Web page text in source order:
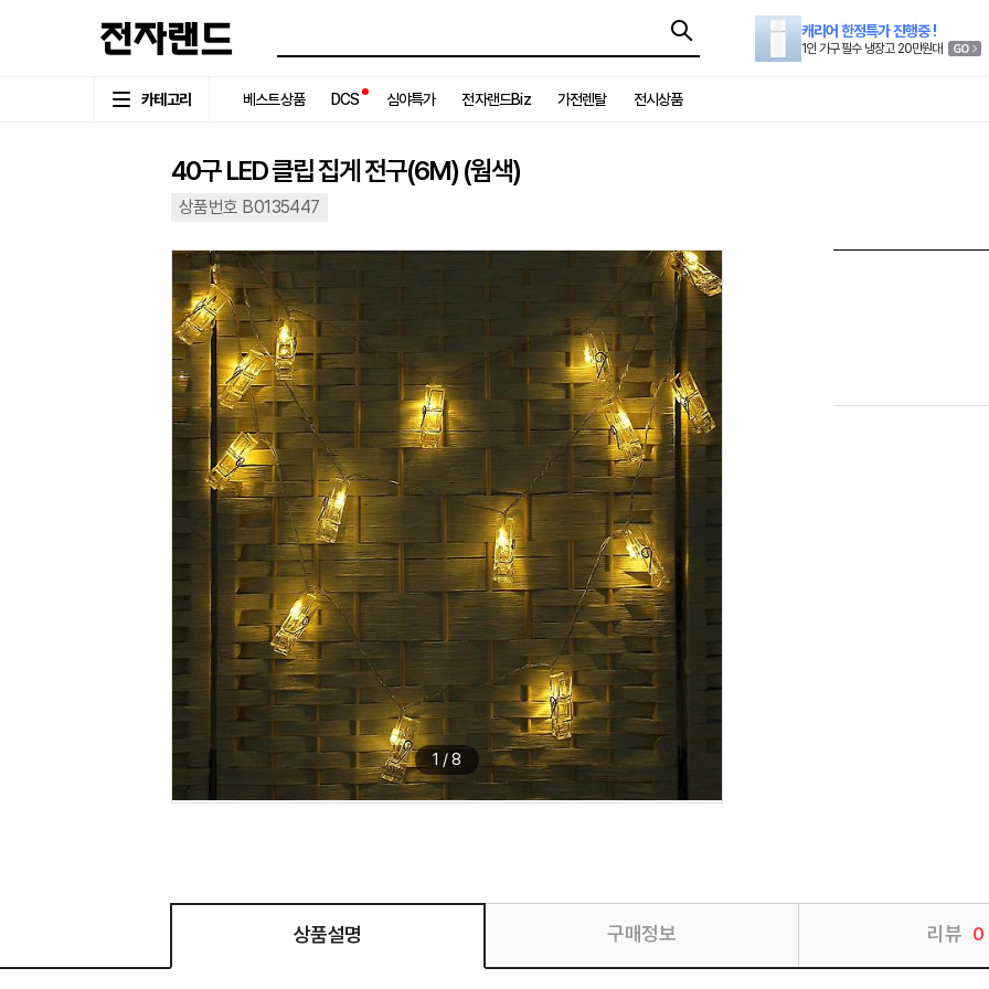
캐리어 한정특가 진행중 !
1인 가구 필수 냉장고 20만원대
카테고리 베스트상품 DCS 심야특가 전자랜드Biz 가전렌탈 전시상품
40구 LED 클립 집게 전구(6M) (웜색)
상품번호 B0135447
1 /8
상품설명 구매정보 리뷰 0